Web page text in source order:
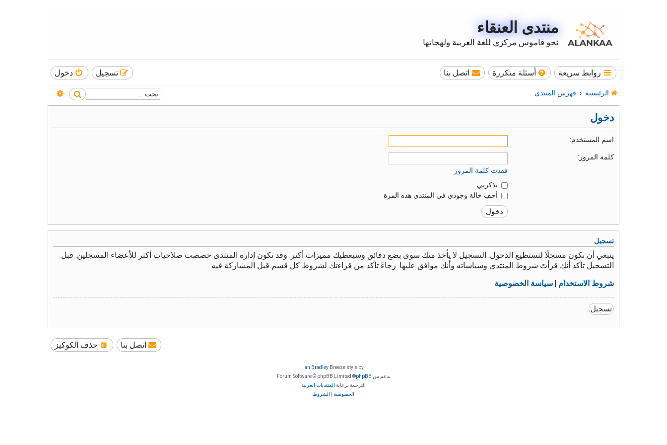
منتدى العنقاء
نحو قاموس مركزي للغة العربية ولهجاتها
روابط سريعة أسئلة متكررة اتصل بنا دخول تسجيل
الرئيسية فهرس المنتدى بحث
دخول
اسم المستخدم:
كلمة المرور:
فقدت كلمة المرور
تذكرني
أخفِ حالة وجودي في المنتدى هذه المرة
تسجيل
ينبغي أن تكون مسجلًا لتستطيع الدخول. التسجيل لا يأخذ منك سوى بضع دقائق وسيعطيك مميزات أكثر. وقد تكون إدارة المنتدى خصصت صلاحيات أكثر للأعضاء المسجلين. قبل
التسجيل تأكد أنك قرأتَ شروط المنتدى وسياساته وأنك موافق عليها. رجاءً تأكد من قراءتك لشروط كل قسم قبل المشاركة فيه
شروط الاستخدام سياسة الخصوصية
تسجيل
حذف الكوكيز اتصل بنا
Breeze style by
Ian Bradley
بدعم من phpBB
® Forum Software © phpBB Limited
الترجمة برعاية المنتديات العربية
الخصوصية
الشروط